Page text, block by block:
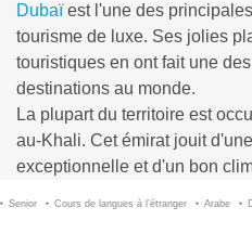
Dubaïest l'une des
tourisme de luxe. Ses jolies
touristiques en ont fait une
destinations au monde.
La plupart du territoire est
au-Khali. Cet émirat jouit
exceptionnelle et d'un bon
Senior Cours de langues à l’étranger Arabe